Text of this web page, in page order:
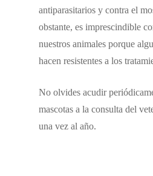
antiparasitarios y contra el
obstante, es imprescindible
nuestros animales porque
hacen resistentes a los
No olvides acudir
mascotas a la consulta del
una vez al año.